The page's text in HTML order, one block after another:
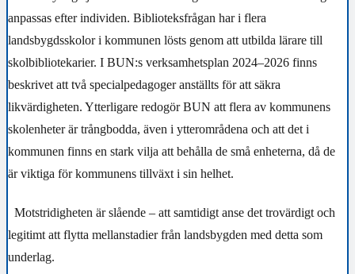
anpassas efter individen. Biblioteksfrågan har i flera
landsbygdsskolor i kommunen lösts genom att utbilda lärare till
skolbibliotekarier. I BUN:s verksamhetsplan 2024–2026 finns
beskrivet att två specialpedagoger anställts för att säkra
likvärdigheten. Ytterligare redogör BUN att flera av kommunens
skolenheter är trångbodda, även i ytterområdena och att det i
kommunen finns en stark vilja att behålla de små enheterna, då de
är viktiga för kommunens tillväxt i sin helhet.
Motstridigheten är slående – att samtidigt anse det trovärdigt och
legitimt att flytta mellanstadier från landsbygden med detta som
underlag.